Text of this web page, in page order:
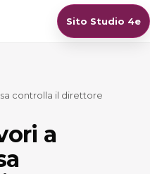
Sito Studio 4e
controlla il direttore
a